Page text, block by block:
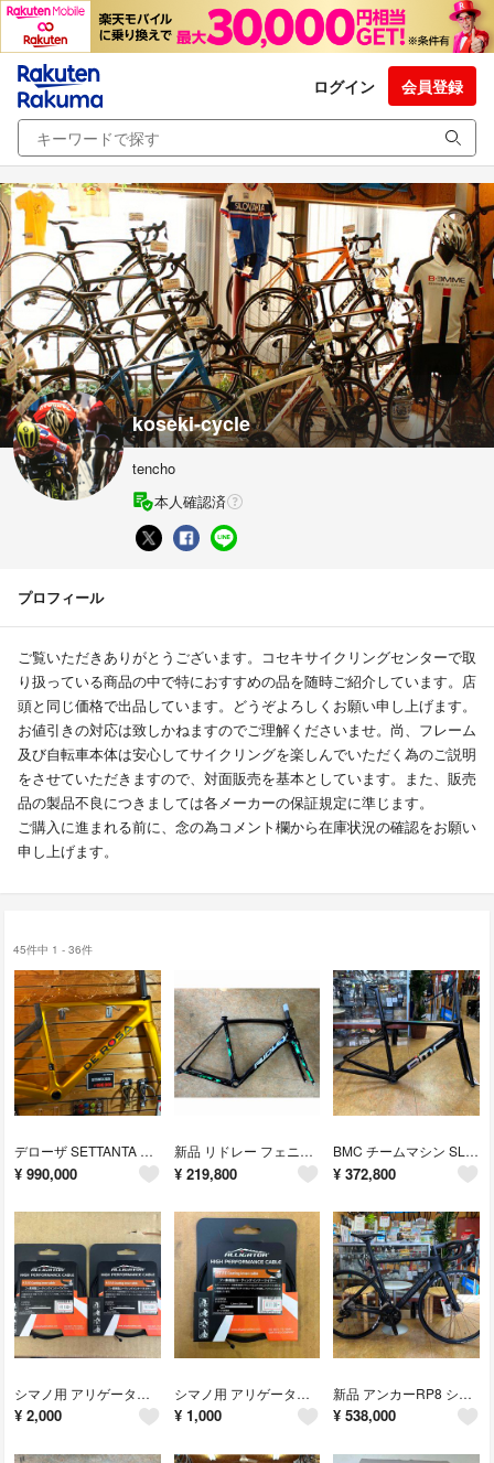
ログイン 会員登録
koseki-cycle
tencho
本人確認済
プロフィール
ご覧いただきありがとうございます。コセキサイクリングセンターで取
り扱っている商品の中で特におすすめの品を随時ご紹介しています。店
頭と同じ価格で出品しています。どうぞよろしくお願い申し上げます。
お値引きの対応は致しかねますのでご理解くださいませ。尚、フレーム
及び自転車本体は安心してサイクリングを楽しんでいただく為のご説明
をさせていただきますので、対面販売を基本としています。また、販売
品の製品不良につきましては各メーカーの保証規定に準じます。
ご購入に進まれる前に、念の為コメント欄から在庫状況の確認をお願い
申し上げます。
45件中 1 - 36件
デローザ SETTANTA 70周年記念モデル 465mmゴールド
¥ 990,000
新品 リドレー フェニックスSLカーボンフレーム Mサイズ
¥ 219,800
BMC チームマシン SLR FRS V1 フレームセット 51サイズ最新モデル
¥ 372,800
シマノ用 アリゲーター PTFE シフトインナーケーブル ステンレス 2本セット
¥ 2,000
シマノ用 アリゲーター PTFE シフトインナーケーブル 1.2×2000m
¥ 1,000
新品 アンカーRP8 シマノ105di2 完成車 51サイズ マットブラック
¥ 538,000